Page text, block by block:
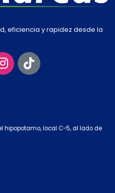
eficiencia y rapidez desde la
hipopotamo, local C-5, al lado de